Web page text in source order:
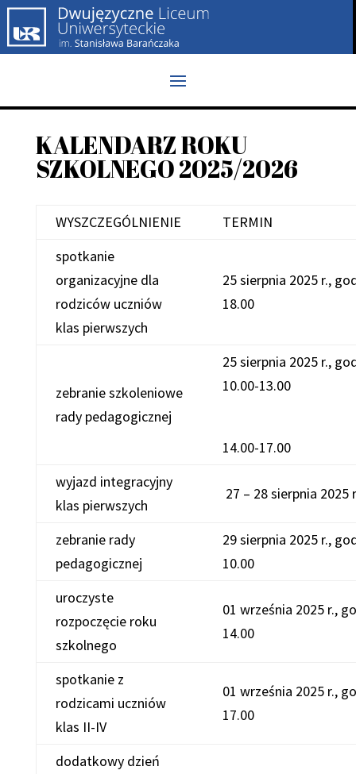
KALENDARZ ROKU
SZKOLNEGO 2025/2026
WYSZCZEGÓLNIENIE
TERMIN
spotkanie
organizacyjne dla
rodziców uczniów
klas pierwszych
25 sierpnia 2025 r.,
18.00
zebranie szkoleniowe
rady pedagogicznej
25 sierpnia 2025 r.,
10.00-13.00
14.00-17.00
wyjazd integracyjny
klas pierwszych
27 – 28 sierpnia
zebranie rady
pedagogicznej
29 sierpnia 2025 r.,
10.00
uroczyste
rozpoczęcie roku
szkolnego
01 września 2025 r.,
14.00
spotkanie z
rodzicami uczniów
klas II-IV
01 września 2025 r.,
17.00
dodatkowy dzień